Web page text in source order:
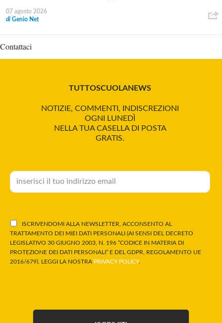
07 agosto 2026
di Genio Net
Contattaci
TUTTOSCUOLANEWS
NOTIZIE, COMMENTI, INDISCREZIONI
OGNI LUNEDÌ
NELLA TUA CASELLA DI POSTA
GRATIS.
ISCRIVENDOMI ALLA NEWSLETTER, ACCONSENTO AL
TRATTAMENTO DEI MIEI DATI PERSONALI (AI SENSI DEL DECRETO
LEGISLATIVO 30 GIUGNO 2003, N. 196 “CODICE IN MATERIA DI
PROTEZIONE DEI DATI PERSONALI” E DEL GDPR, REGOLAMENTO UE
2016/679). LEGGI LA NOSTRA PRIVACY POLICY.